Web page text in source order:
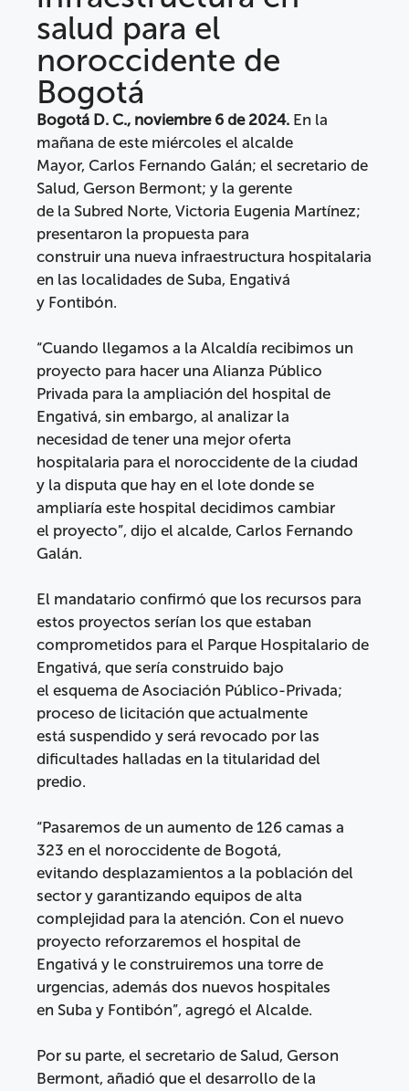
salud para el
noroccidente de
Bogotá
Bogotá D. C., noviembre 6 de 2024. En la
mañana de este miércoles el alcalde
Mayor, Carlos Fernando Galán; el secretario de
Salud, Gerson Bermont; y la gerente
de la Subred Norte, Victoria Eugenia Martínez;
presentaron la propuesta para
construir una nueva infraestructura hospitalaria
en las localidades de Suba, Engativá
y Fontibón.
“Cuando llegamos a la Alcaldía recibimos un
proyecto para hacer una Alianza Público
Privada para la ampliación del hospital de
Engativá, sin embargo, al analizar la
necesidad de tener una mejor oferta
hospitalaria para el noroccidente de la ciudad
y la disputa que hay en el lote donde se
ampliaría este hospital decidimos cambiar
el proyecto”, dijo el alcalde, Carlos Fernando
Galán.
El mandatario confirmó que los recursos para
estos proyectos serían los que estaban
comprometidos para el Parque Hospitalario de
Engativá, que sería construido bajo
el esquema de Asociación Público-Privada;
proceso de licitación que actualmente
está suspendido y será revocado por las
dificultades halladas en la titularidad del
predio.
“Pasaremos de un aumento de 126 camas a
323 en el noroccidente de Bogotá,
evitando desplazamientos a la población del
sector y garantizando equipos de alta
complejidad para la atención. Con el nuevo
proyecto reforzaremos el hospital de
Engativá y le construiremos una torre de
urgencias, además dos nuevos hospitales
en Suba y Fontibón”, agregó el Alcalde.
Por su parte, el secretario de Salud, Gerson
Bermont, añadió que el desarrollo de la